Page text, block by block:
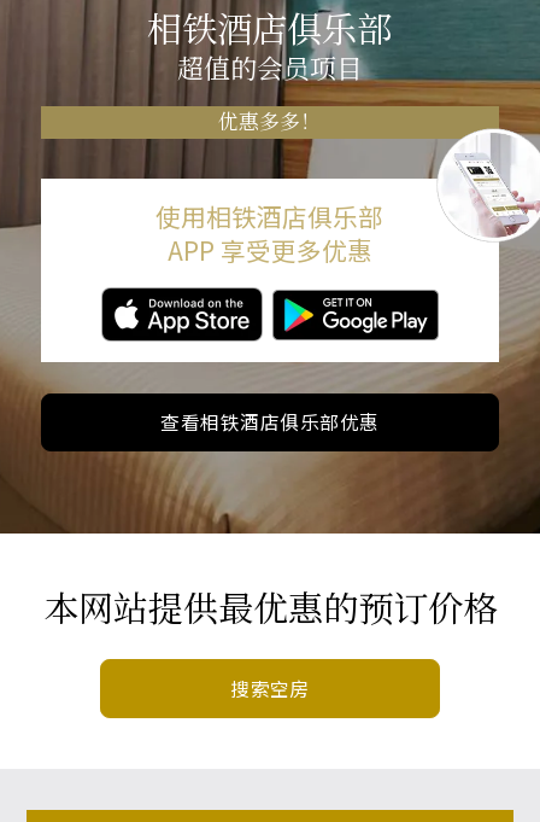
相铁酒店俱乐部
超值的会员项目
优惠多多！
使用相铁酒店俱乐部
APP 享受更多优惠
查看相铁酒店俱乐部优惠
本网站提供最优惠的预订价格
搜索空房